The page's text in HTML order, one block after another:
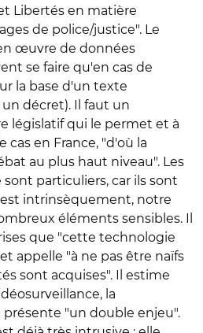
Libertés en matière
de police/justice". Le
œuvre de données
se faire qu'en cas de
la base d'un texte
décret). Il faut un
législatif qui le permet et à
cas en France, "d'où la
au plus haut niveau". Les
particuliers, car ils sont
intrinsèquement, notre
éléments sensibles. Il
que "cette technologie
appelle "à ne pas être naïfs
sont acquises". Il estime
la
présente "un double enjeu".